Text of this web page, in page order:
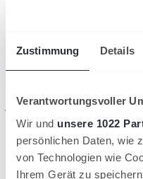
Zustimmung Details
Verantwortungsvoller
Wir und unsere 1022
persönlichen Daten, wie
von Technologien wie
Ihrem Gerät zu
Teilnahme bei den Finals
gefolgt von einem Doppel
japanische Auswahl in Berlin
Neuauflage im September
Artikel teilen